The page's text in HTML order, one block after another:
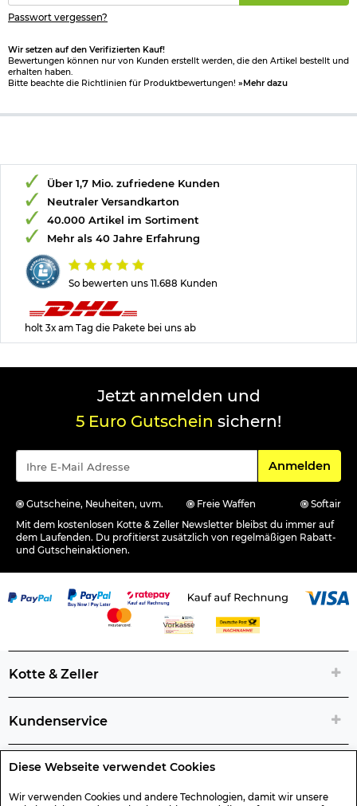
Diese Webseite verwendet Cookies
Wir verwenden Cookies und andere Technologien, damit wir unsere
Modell: Oblivio black / white
Holz: Grenadil
Armband Breite: 25 mm
Armband max. Länge: 23 cm
Armband min. Länge: 15 cm
Bitte beachten Sie dasBatteriegesetz.
Passwort vergessen?
Wir setzen auf den Verifizierten Kauf!
Bewertungen können nur von Kunden erstellt werden, die den Artikel bestellt und
erhalten haben.
Bitte beachte die Richtlinien für Produktbewertungen! »Mehr dazu
So bewerten uns 11.688 Kunden
Über 1,7 Mio. zufriedene Kunden
Neutraler Versandkarton
40.000 Artikel im Sortiment
Mehr als 40 Jahre Erfahrung
holt 3x am Tag die Pakete bei uns ab
Jetzt anmelden und
5 Euro Gutschein sichern!
Für den
Anmelden
Gutscheine, Neuheiten, uvm. Freie Waffen
Softair
Mit dem kostenlosen Kotte & Zeller Newsletter bleibst du immer auf
dem Laufenden. Du profitierst zusätzlich von regelmäßigen Rabatt-
und Gutscheinaktionen.
Kotte & Zeller
Kundenservice
Rechtliche Artikelinfos